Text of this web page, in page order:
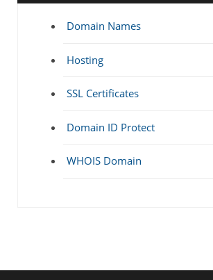
Domain Names
Hosting
SSL Certificates
Domain ID Protect
WHOIS Domain